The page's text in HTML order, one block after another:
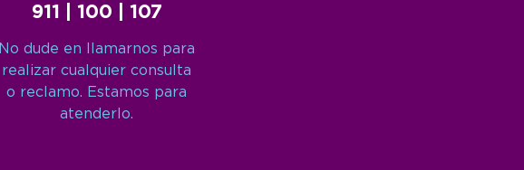
911 | 100 | 107
No dude en llamarnos para
realizar cualquier consulta
o reclamo. Estamos para
atenderlo.